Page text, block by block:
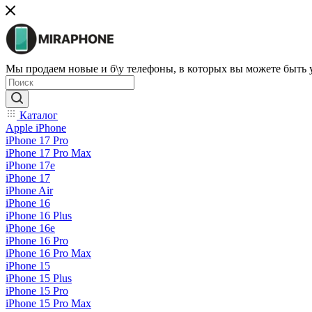
Мы продаем новые и б\у телефоны, в которых вы можете быть
Каталог
Apple iPhone
iPhone 17 Pro
iPhone 17 Pro Max
iPhone 17e
iPhone 17
iPhone Air
iPhone 16
iPhone 16 Plus
iPhone 16e
iPhone 16 Pro
iPhone 16 Pro Max
iPhone 15
iPhone 15 Plus
iPhone 15 Pro
iPhone 15 Pro Max